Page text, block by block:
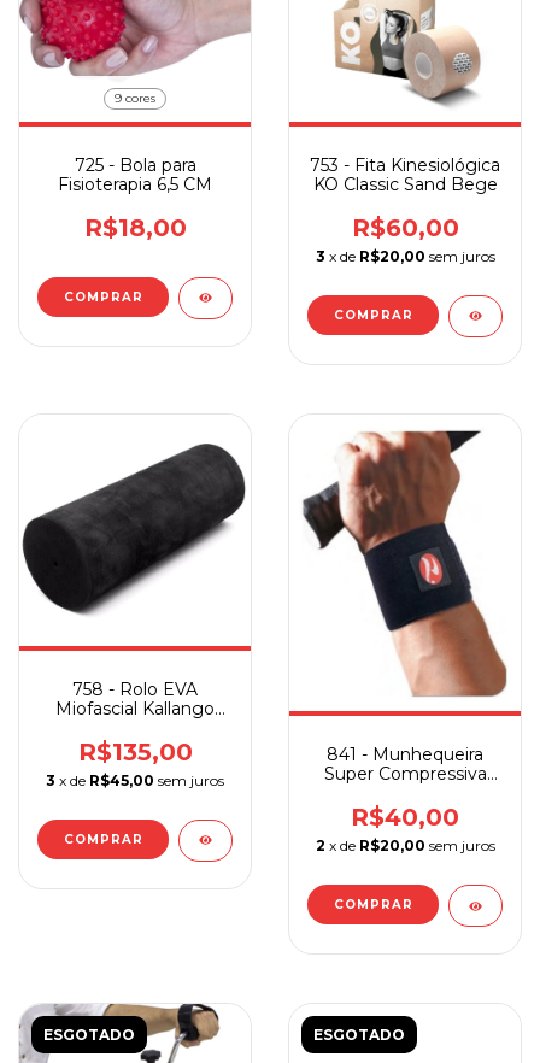
9 cores
725 - Bola para
Fisioterapia 6,5 CM
R$18,00
COMPRAR
753 - Fita Kinesiológica
KO Classic Sand Bege
R$60,00
3 x de R$20,00 sem juros
COMPRAR
758 - Rolo EVA
Miofascial Kallango
R$135,00
3 x de R$45,00 sem juros
841 - Munhequeira
Super Compressiva
R$40,00
2 x de R$20,00 sem juros
ESGOTADO ESGOTADO